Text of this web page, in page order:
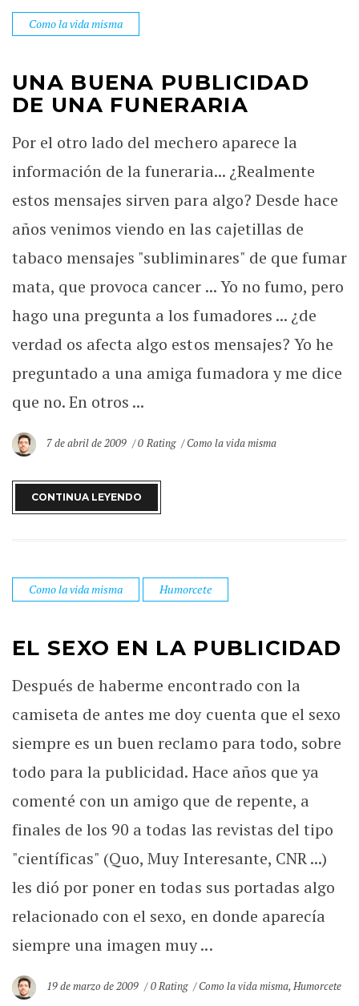
Como la vida misma
UNA BUENA PUBLICIDAD
DE UNA FUNERARIA
Por el otro lado del mechero aparece la
información de la funeraria... ¿Realmente
estos mensajes sirven para algo? Desde hace
años venimos viendo en las cajetillas de
tabaco mensajes "subliminares" de que fumar
mata, que provoca cancer ... Yo no fumo, pero
hago una pregunta a los fumadores ... ¿de
verdad os afecta algo estos mensajes? Yo he
preguntado a una amiga fumadora y me dice
que no. En otros ...
7 de abril de 2009 0 Rating Como la vida misma
CONTINUA LEYENDO
Como la vida misma Humorcete
EL SEXO EN LA PUBLICIDAD
Después de haberme encontrado con la
camiseta de antes me doy cuenta que el sexo
siempre es un buen reclamo para todo, sobre
todo para la publicidad. Hace años que ya
comenté con un amigo que de repente, a
finales de los 90 a todas las revistas del tipo
"científicas" (Quo, Muy Interesante, CNR ...)
les dió por poner en todas sus portadas algo
relacionado con el sexo, en donde aparecía
siempre una imagen muy ...
19 de marzo de 2009 0 Rating Como la vida misma,Humorcete